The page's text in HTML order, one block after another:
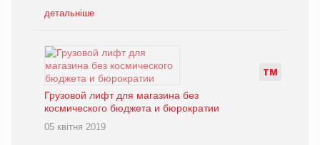
детальніше
ТМ
Грузовой лифт для магазина без
космического бюджета и бюрократии
05 квітня 2019